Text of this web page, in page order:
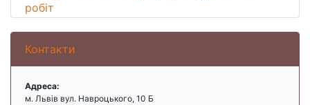
робіт
Контакти
Адреса:
м. Львів вул. Навроцького, 10 Б